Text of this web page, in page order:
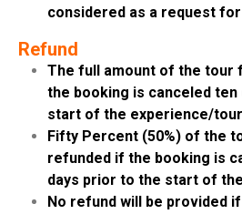
considered as a request
Refund
The full amount of the tour
the booking is canceled
start of the experience/
Fifty Percent (50%) of the
refunded if the booking is
days prior to the start of
No refund will be provided